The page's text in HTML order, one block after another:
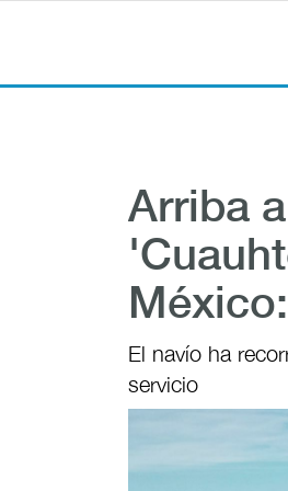
Arriba
El navío ha
servicio